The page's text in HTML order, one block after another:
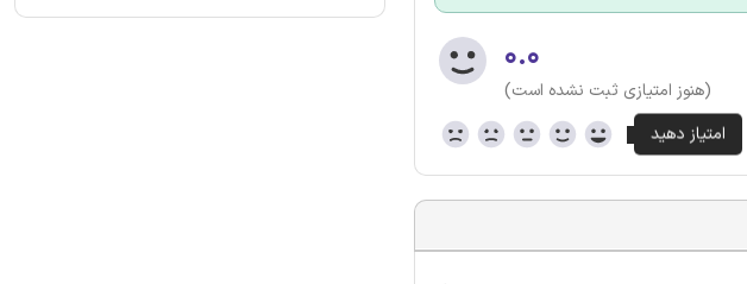
۰.۰
(هنوز امتیازی ثبت نشده است)